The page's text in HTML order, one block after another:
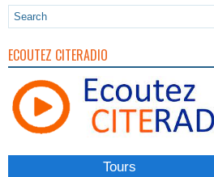
ECOUTEZ CITERADIO
Tours